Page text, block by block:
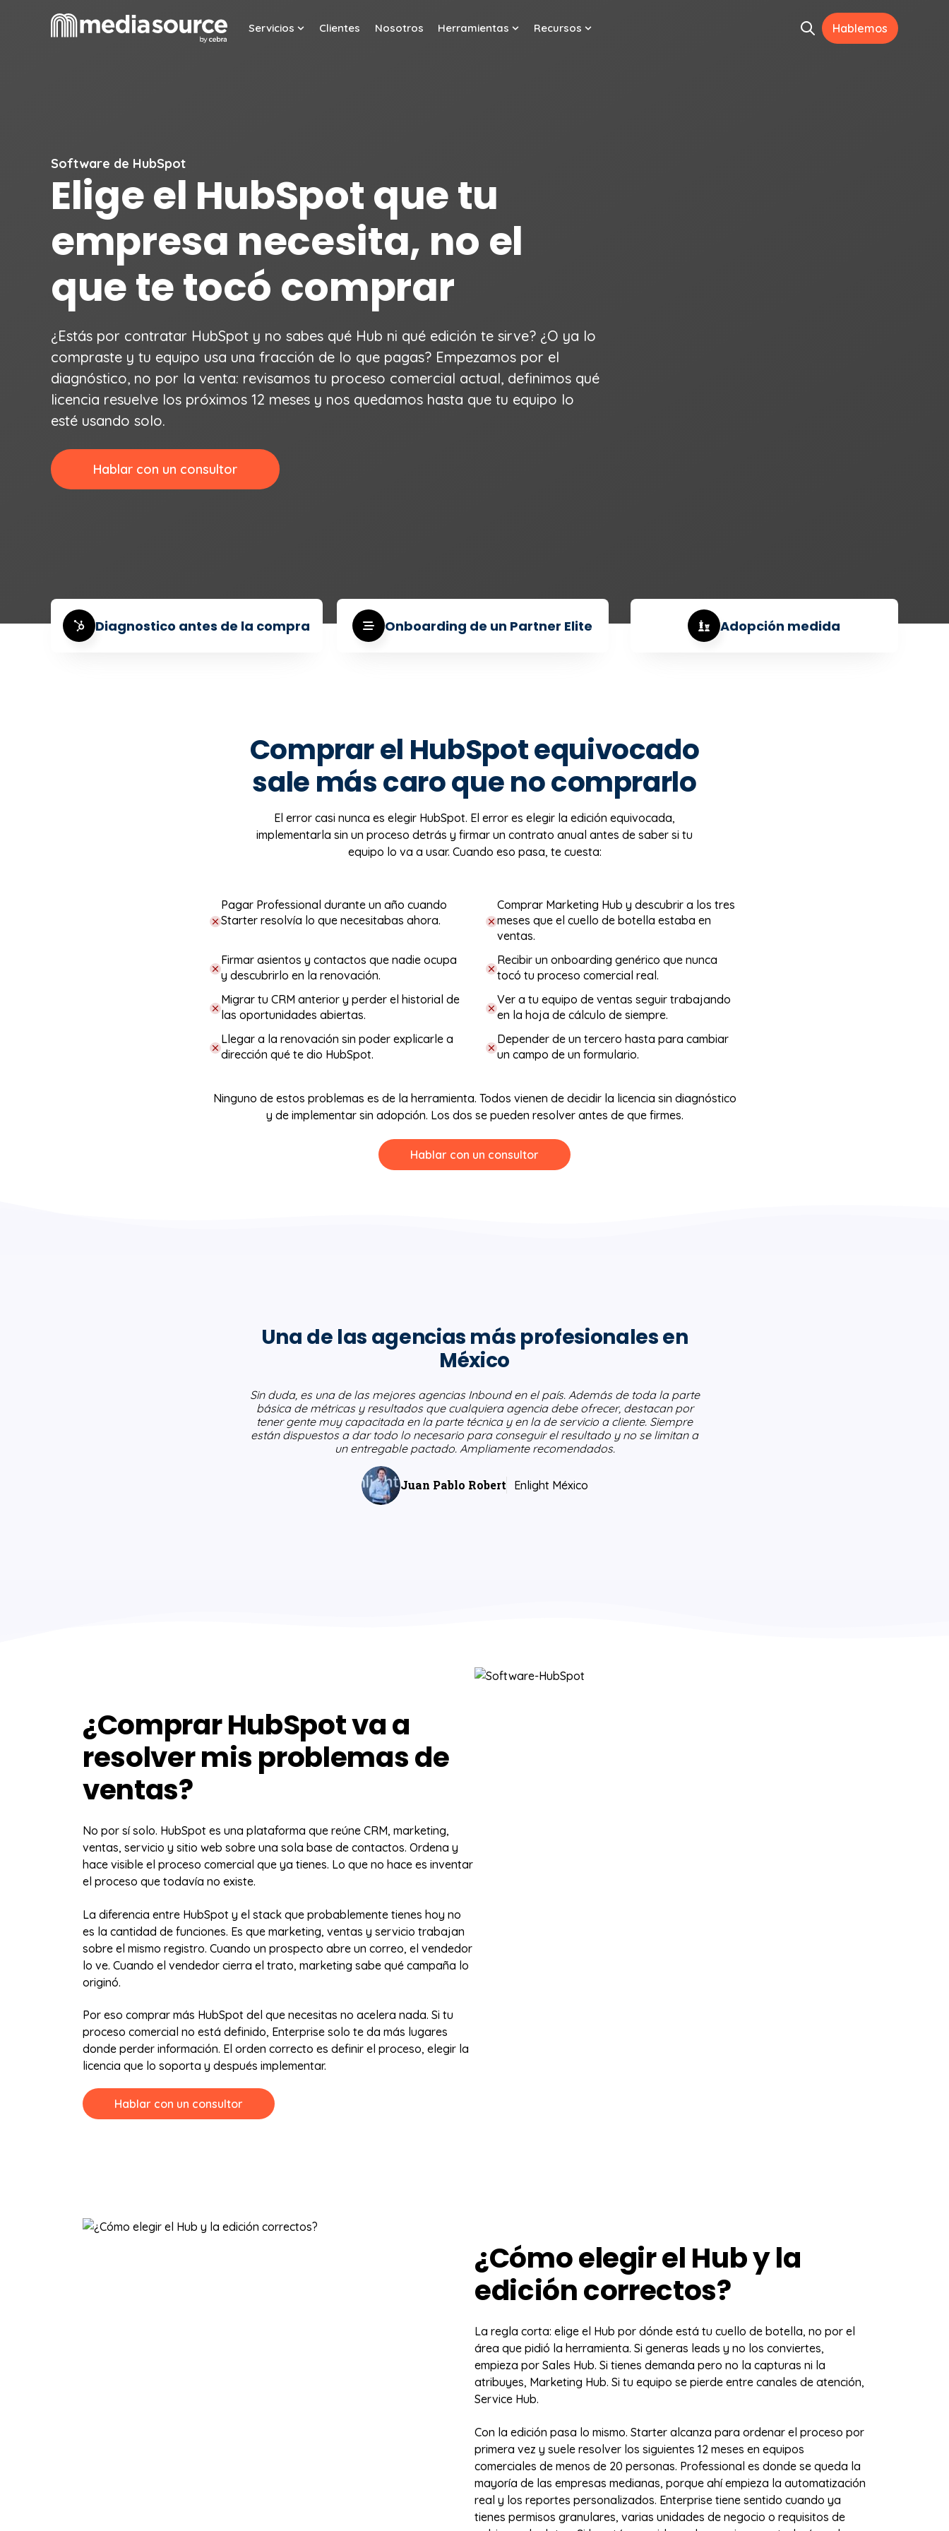
Servicios
Show submenu for Servicios
Clientes Nosotros Herramientas
Show submenu for Herramientas
Recursos Open search
Hablemos
Software de HubSpot
Elige el HubSpot que tu
empresa necesita, no el
que te tocó comprar
¿Estás por contratar HubSpot y no sabes qué Hub ni qué edición te sirve? ¿O ya lo
compraste y tu equipo usa una fracción de lo que pagas? Empezamos por el
diagnóstico, no por la venta: revisamos tu proceso comercial actual, definimos qué
licencia resuelve los próximos 12 meses y nos quedamos hasta que tu equipo lo
esté usando solo.
Hablar con un consultor
Diagnostico antes de la compra Onboarding de un Partner Elite Adopción medida
Comprar el HubSpot equivocado
sale más caro que no comprarlo
El error casi nunca es elegir HubSpot. El error es elegir la edición equivocada,
implementarla sin un proceso detrás y firmar un contrato anual antes de saber si tu
equipo lo va a usar. Cuando eso pasa, te cuesta:
Pagar Professional durante un año cuando
Starter resolvía lo que necesitabas ahora.
Comprar Marketing Hub y descubrir a los tres
meses que el cuello de botella estaba en
ventas.
Firmar asientos y contactos que nadie ocupa
y descubrirlo en la renovación.
Recibir un onboarding genérico que nunca
tocó tu proceso comercial real.
Migrar tu CRM anterior y perder el historial de
las oportunidades abiertas.
Ver a tu equipo de ventas seguir trabajando
en la hoja de cálculo de siempre.
Llegar a la renovación sin poder explicarle a
dirección qué te dio HubSpot.
Depender de un tercero hasta para cambiar
un campo de un formulario.
Ninguno de estos problemas es de la herramienta. Todos vienen de decidir la licencia sin diagnóstico
y de implementar sin adopción. Los dos se pueden resolver antes de que firmes.
Hablar con un consultor
Una de las agencias más profesionales en
México
Sin duda, es una de las mejores agencias Inbound en el país. Además de toda la parte
básica de métricas y resultados que cualquiera agencia debe ofrecer, destacan por
tener gente muy capacitada en la parte técnica y en la de servicio a cliente. Siempre
están dispuestos a dar todo lo necesario para conseguir el resultado y no se limitan a
un entregable pactado. Ampliamente recomendados.
Juan Pablo Robert Enlight México
¿Comprar HubSpot va a
resolver mis problemas de
ventas?
No por sí solo. HubSpot es una plataforma que reúne CRM, marketing,
ventas, servicio y sitio web sobre una sola base de contactos. Ordena y
hace visible el proceso comercial que ya tienes. Lo que no hace es inventar
el proceso que todavía no existe.
La diferencia entre HubSpot y el stack que probablemente tienes hoy no
es la cantidad de funciones. Es que marketing, ventas y servicio trabajan
sobre el mismo registro. Cuando un prospecto abre un correo, el vendedor
lo ve. Cuando el vendedor cierra el trato, marketing sabe qué campaña lo
originó.
Por eso comprar más HubSpot del que necesitas no acelera nada. Si tu
proceso comercial no está definido, Enterprise solo te da más lugares
donde perder información. El orden correcto es definir el proceso, elegir la
licencia que lo soporta y después implementar.
Hablar con un consultor
¿Cómo elegir el Hub y la
edición correctos?
La regla corta: elige el Hub por dónde está tu cuello de botella, no por el
área que pidió la herramienta. Si generas leads y no los conviertes,
empieza por Sales Hub. Si tienes demanda pero no la capturas ni la
atribuyes, Marketing Hub. Si tu equipo se pierde entre canales de atención,
Service Hub.
Con la edición pasa lo mismo. Starter alcanza para ordenar el proceso por
primera vez y suele resolver los siguientes 12 meses en equipos
comerciales de menos de 20 personas. Professional es donde se queda la
mayoría de las empresas medianas, porque ahí empieza la automatización
real y los reportes personalizados. Enterprise tiene sentido cuando ya
tienes permisos granulares, varias unidades de negocio o requisitos de